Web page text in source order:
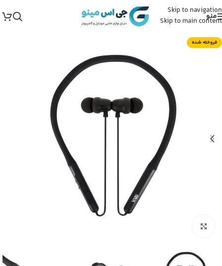
Skip to navigation
Skip to main content
منو
فروخته شده